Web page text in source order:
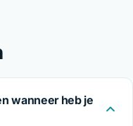
wanneer heb je